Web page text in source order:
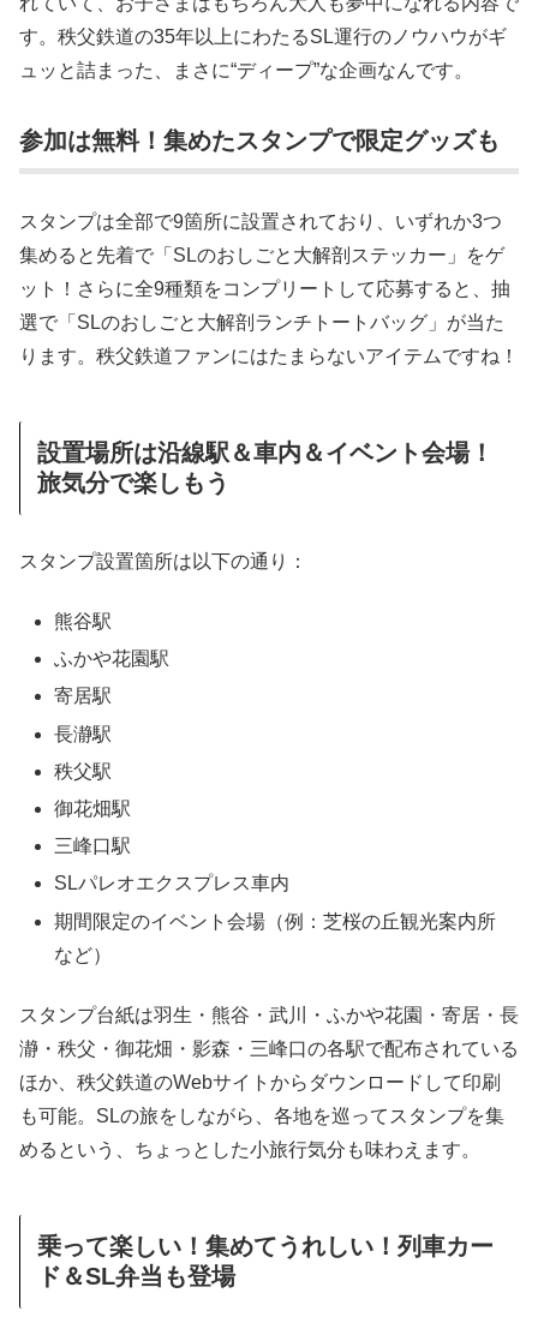
す。秩父鉄道の35年以上にわたるSL運行のノウハウがギ
ュッと詰まった、まさに“ディープ”な企画なんです。
参加は無料！集めたスタンプで限定グッズも
スタンプは全部で9箇所に設置されており、いずれか3つ
集めると先着で「SLのおしごと大解剖ステッカー」をゲ
ット！さらに全9種類をコンプリートして応募すると、抽
選で「SLのおしごと大解剖ランチトートバッグ」が当た
ります。秩父鉄道ファンにはたまらないアイテムですね！
設置場所は沿線駅＆車内＆イベント会場！
旅気分で楽しもう
スタンプ設置箇所は以下の通り：
熊谷駅
ふかや花園駅
寄居駅
長瀞駅
秩父駅
御花畑駅
三峰口駅
SLパレオエクスプレス車内
期間限定のイベント会場（例：芝桜の丘観光案内所
など）
スタンプ台紙は羽生・熊谷・武川・ふかや花園・寄居・長
瀞・秩父・御花畑・影森・三峰口の各駅で配布されている
ほか、秩父鉄道のWebサイトからダウンロードして印刷
も可能。SLの旅をしながら、各地を巡ってスタンプを集
めるという、ちょっとした小旅行気分も味わえます。
乗って楽しい！集めてうれしい！列車カー
ド＆SL弁当も登場